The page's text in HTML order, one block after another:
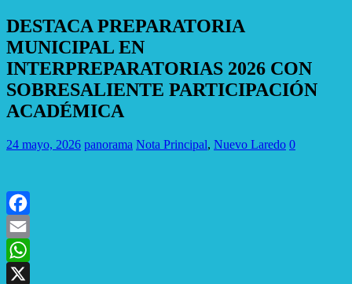
DESTACA PREPARATORIA
MUNICIPAL EN
INTERPREPARATORIAS 2026 CON
SOBRESALIENTE PARTICIPACIÓN
ACADÉMICA
24 mayo, 2026 panorama Nota Principal, Nuevo Laredo 0
Facebook
Email
WhatsApp